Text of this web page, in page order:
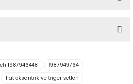
ürün açıklamalarında ve diğer
noktaları öneri formunu
1987946448
1987949764
fiat eksantrik ve triger setleri